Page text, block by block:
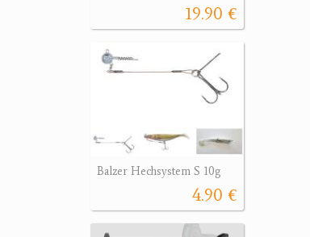
19.90 €
Balzer Hechsystem S 10g
4.90 €